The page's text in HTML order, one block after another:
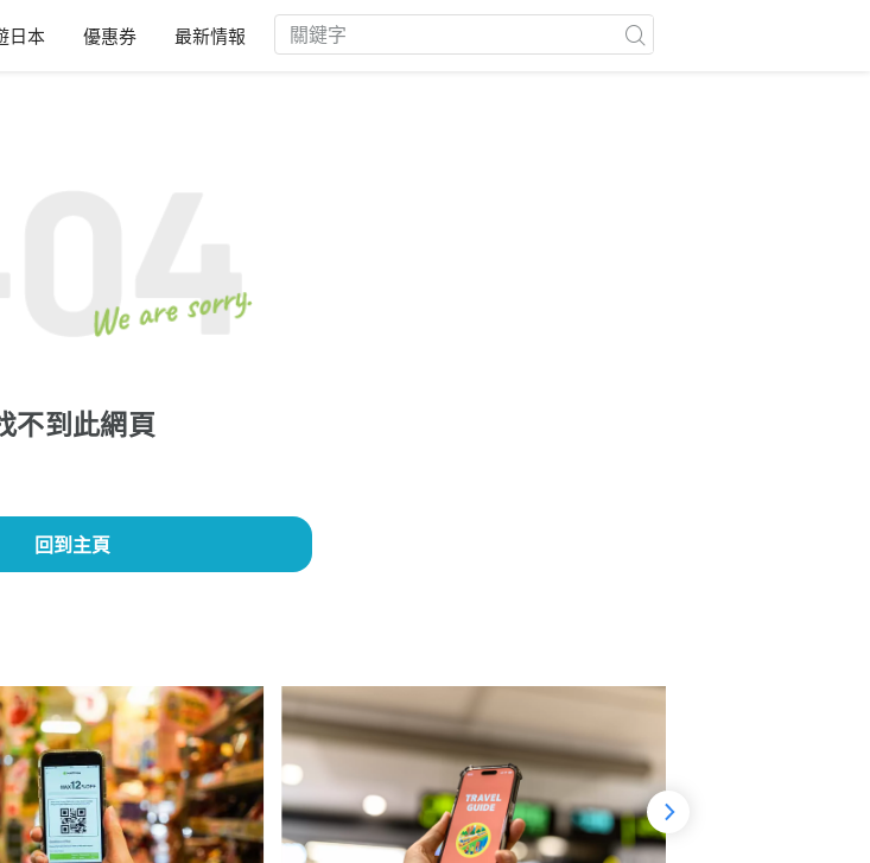
日本 優惠券 最新情報
不到此網頁
回到主頁